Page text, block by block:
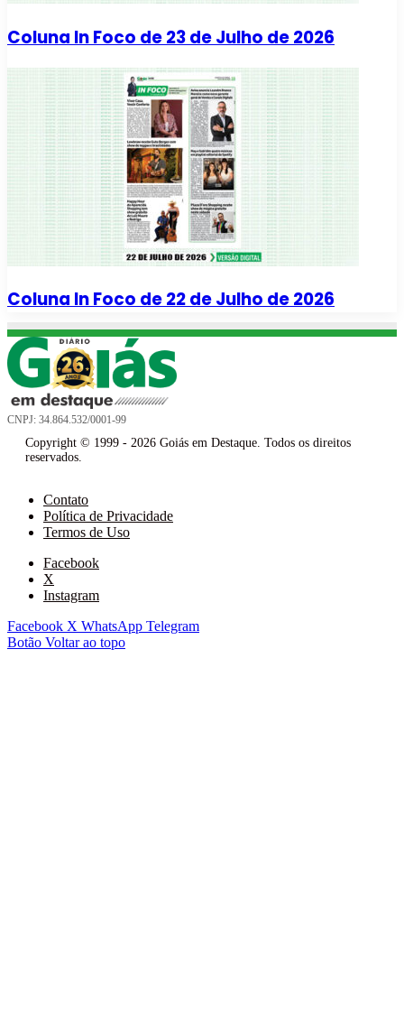
Coluna In Foco de 23 de Julho de 2026
Coluna In Foco de 22 de Julho de 2026
CNPJ: 34.864.532/0001-99
Copyright © 1999 - 2026 Goiás em Destaque. Todos os direitos
reservados.
Contato
Política de Privacidade
Termos de Uso
Facebook
X
Instagram
Facebook X WhatsApp Telegram
Botão Voltar ao topo